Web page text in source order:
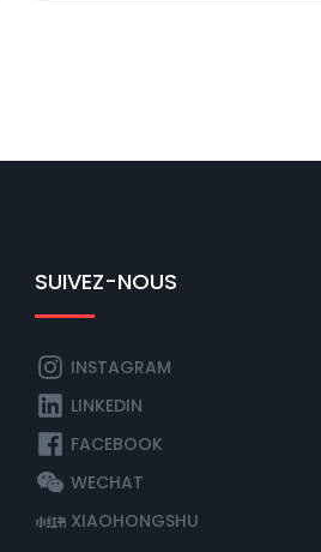
SUIVEZ-NOUS
INSTAGRAM
LINKEDIN
FACEBOOK
WECHAT
XIAOHONGSHU